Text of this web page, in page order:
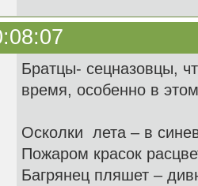
Братцы- сецназовцы,
время, особенно в
Осколки лета – в
Пожаром красок
Багрянец пляшет –